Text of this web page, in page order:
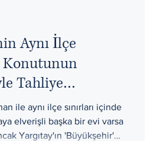
Aynı İlçe
Konutunun
Tahliye
Yargıtay
Özelinde
ile aynı ilçe sınırları içinde
elverişli başka bir evi varsa
Yargıtay'ın 'Büyükşehir'